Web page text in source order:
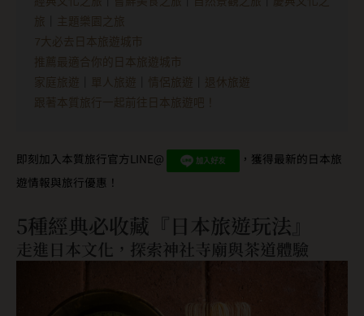
旅
主題樂園之旅
家庭旅遊
單人旅遊 情侶旅遊
退休旅遊
跟著本質旅行一起前往日本旅遊吧！
即刻加入本質旅行官方LINE@
，獲得最新的日本旅
遊情報與旅行優惠！
5種經典必收藏『日本旅遊玩法』
走進日本文化，探索神社寺廟與茶道體驗